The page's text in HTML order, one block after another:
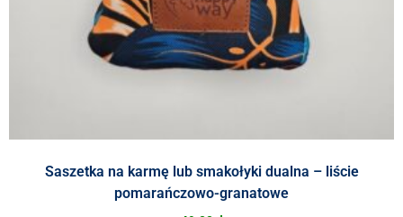
Saszetka na karmę lub smakołyki dualna – liście
pomarańczowo-granatowe